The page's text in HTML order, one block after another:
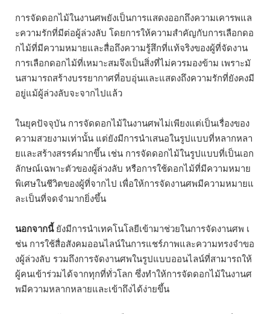
การจัดดอกไม้ในงานศพยังเป็นการแสดงออกถึงความเคารพแล
ะความรักที่มีต่อผู้ล่วงลับ โดยการให้ความสำคัญกับการเลือกดอ
กไม้ที่มีความหมายและสื่อถึงความรู้สึกที่แท้จริงของผู้ที่จัดงาน
การเลือกดอกไม้ที่เหมาะสมจึงเป็นสิ่งที่ไม่ควรมองข้าม เพราะมั
นสามารถสร้างบรรยากาศที่อบอุ่นและแสดงถึงความรักที่ยังคงมี
อยู่แม้ผู้ล่วงลับจะจากไปแล้ว
ในยุคปัจจุบัน การจัดดอกไม้ในงานศพไม่เพียงแต่เป็นเรื่องของ
ความสวยงามเท่านั้น แต่ยังมีการนำเสนอในรูปแบบที่หลากหลา
ยและสร้างสรรค์มากขึ้น เช่น การจัดดอกไม้ในรูปแบบที่เป็นเอก
ลักษณ์เฉพาะตัวของผู้ล่วงลับ หรือการใช้ดอกไม้ที่มีความหมาย
พิเศษในชีวิตของผู้ที่จากไป เพื่อให้การจัดงานศพมีความหมายแ
ละเป็นที่จดจำมากยิ่งขึ้น
นอกจากนี้ยังมีการนำเทคโนโลยีเข้ามาช่วยในการจัดงานศพ เ
ช่น การใช้สื่อสังคมออนไลน์ในการแชร์ภาพและความทรงจำขอ
งผู้ล่วงลับ รวมถึงการจัดงานศพในรูปแบบออนไลน์ที่สามารถให้
ผู้คนเข้าร่วมได้จากทุกที่ทั่วโลก ซึ่งทำให้การจัดดอกไม้ในงานศ
พมีความหลากหลายและเข้าถึงได้ง่ายขึ้น